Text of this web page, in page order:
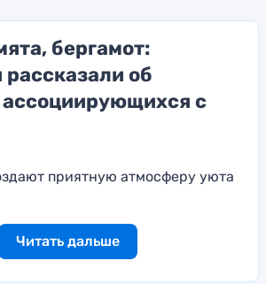
бергамот:
рассказали об
ассоциирующихся с
приятную атмосферу уюта
Читать дальше